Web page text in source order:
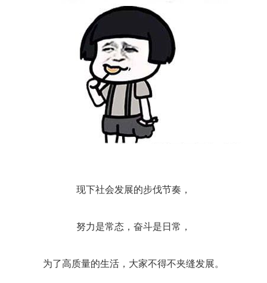
现下社会发展的步伐节奏，
努力是常态，奋斗是日常，
为了高质量的生活，大家不得不夹缝发展。